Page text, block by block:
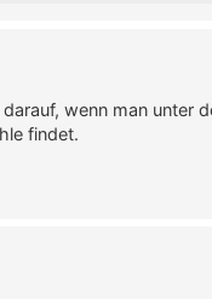
wenn man unter
findet.